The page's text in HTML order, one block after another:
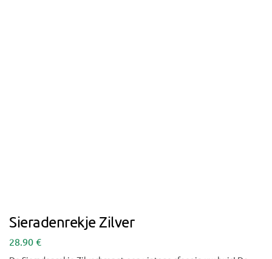
Sieradenrekje Zilver
28.90 €